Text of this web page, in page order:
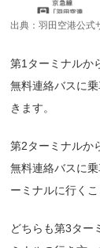
出典：羽田空港公式
第1ターミナルか
無料連絡バスに
きます。
第2ターミナルか
無料連絡バスに
ーミナルに行くこ
どちらも第3ター